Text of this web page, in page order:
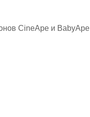
CineApe и BabyApe